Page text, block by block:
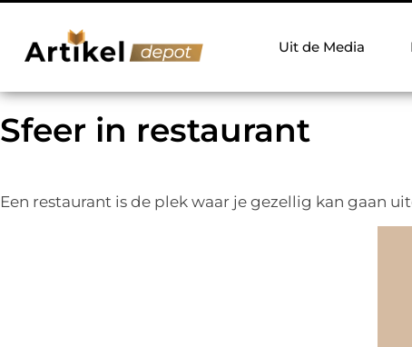
Uit de Media
Sfeer in restaurant
Een restaurant is de plek waar je gezellig kan gaan